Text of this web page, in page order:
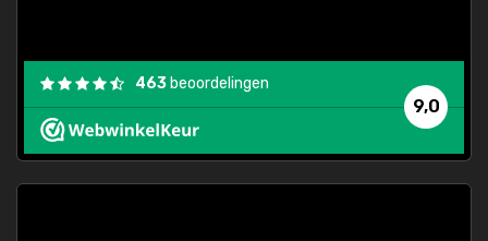
9,0
463 beoordelingen